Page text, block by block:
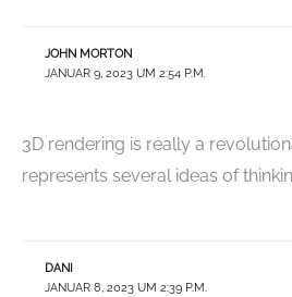
JOHN MORTON
JANUAR 9, 2023 UM 2:54 P.M.
3D rendering is really a
represents several ideas of
DANI
JANUAR 8, 2023 UM 2:39 P.M.